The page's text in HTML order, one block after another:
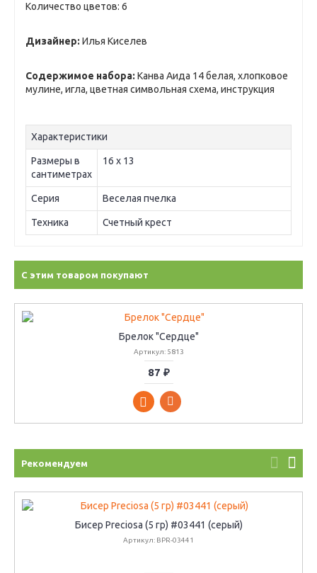
Количество цветов: 6
Дизайнер: Илья Киселев
Содержимое набора: Канва Аида 14 белая, хлопковое
мулине, игла, цветная символьная схема, инструкция
Характеристики
Размеры в
сантиметрах
16 х 13
Серия Веселая пчелка
Техника Счетный крест
С этим товаром покупают
Брелок "Сердце"
Артикул: 5813
87 ₽
Рекомендуем
Бисер Preciosa (5 гр) #03441 (серый)
Артикул: BPR-03441